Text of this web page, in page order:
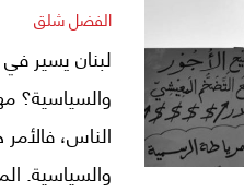
الفضل شلق
لبنان يسير
والسياسية؟
الناس، فالأمر
والسياسية.